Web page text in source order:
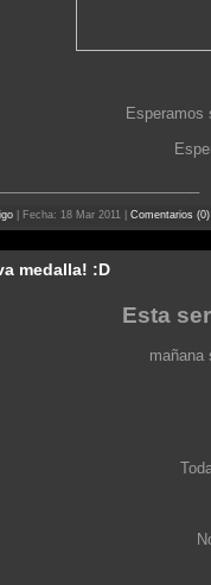
Esperamos
| Fecha: 18 Mar 2011| Comentarios (0)
medalla! :D
Esta
mañana